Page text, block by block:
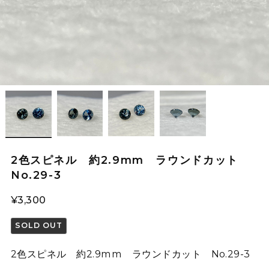
2色スピネル 約2.9mm ラウンドカット
No.29-3
¥3,300
SOLD OUT
2色スピネル 約2.9mm ラウンドカット No.29-3